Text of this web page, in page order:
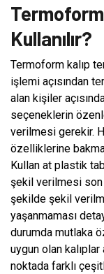
Kullanılır?
Termoform kalıp
işlemi açısından
alan kişiler
seçeneklerin
verilmesi gerekir.
özelliklerine
Kullan at plastik
şekil verilmesi son
şekilde şekil
yaşanmaması
durumda mutlaka
uygun olan
noktada farklı